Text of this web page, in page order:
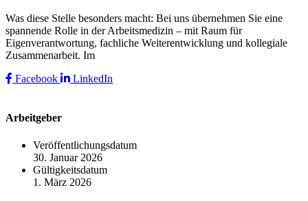
Was diese Stelle besonders macht: Bei uns übernehmen Sie eine
spannende Rolle in der Arbeitsmedizin – mit Raum für
Eigenverantwortung, fachliche Weiterentwicklung und kollegiale
Zusammenarbeit. Im
Facebook
LinkedIn
Arbeitgeber
Veröffentlichungsdatum
30. Januar 2026
Gültigkeitsdatum
1. März 2026